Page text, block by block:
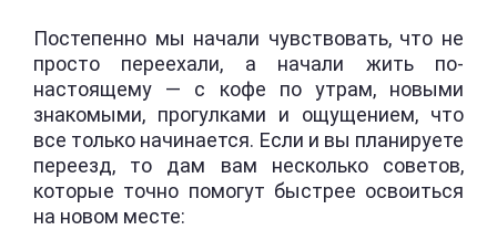
Постепенно мы начали чувствовать, что не
просто переехали, а начали жить по-
настоящему — с кофе по утрам, новыми
знакомыми, прогулками и ощущением, что
все только начинается. Если и вы планируете
переезд, то дам вам несколько советов,
которые точно помогут быстрее освоиться
на новом месте: